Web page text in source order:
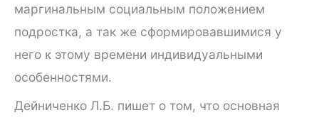
маргинальным социальным положением
подростка, а так же сформировавшимися у
него к этому времени индивидуальными
особенностями.
Дейниченко Л.Б. пишет о том, что основная